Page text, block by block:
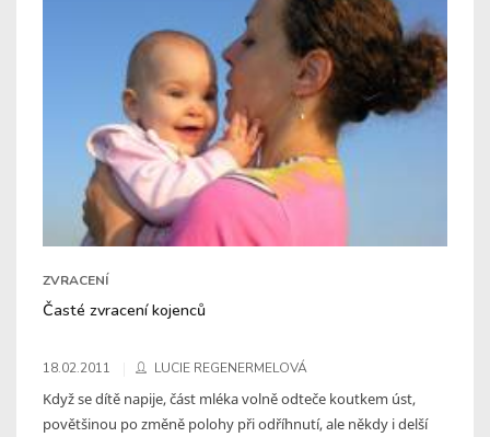
ZVRACENÍ
Časté zvracení kojenců
18.02.2011 LUCIE REGENERMELOVÁ
Když se dítě napije, část mléka volně odteče koutkem úst,
povětšinou po změně polohy při odříhnutí, ale někdy i delší